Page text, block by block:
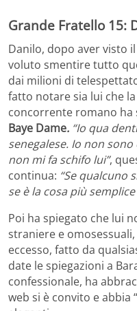
Grande Fratello 15:
Danilo, dopo aver visto
voluto smentire tutto
dai milioni di
fatto notare sia lui che la
concorrente romano ha
Baye Dame. “Io qua
senegalese. Io non
non mi fa schifo lui”,
continua: “Se qualcuno
se è la cosa più
Poi ha spiegato che lui
straniere e
eccesso, fatto da
date le spiegazioni a
confessionale, ha
web si è convito e abbia